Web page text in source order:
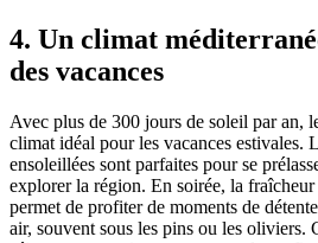
4. Un climat
des vacances
Avec plus de 300 jours de soleil par an,
climat idéal pour les vacances estivales.
ensoleillées sont parfaites pour se
explorer la région. En soirée, la
permet de profiter de moments de
air, souvent sous les pins ou les oliviers.